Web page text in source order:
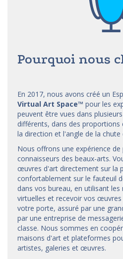
Pourquoi nous
En 2017, nous avons créé un
Virtual Art Space™ pour les
peuvent être vues dans
différents, dans des
la direction et l'angle de la chute
Nous offrons une expérience
connaisseurs des beaux-arts.
œuvres d'art directement sur la
confortablement sur le fauteuil
dans vos bureau, en utilisant
virtuelles et recevoir vos œuvres
votre porte, assuré par une
par une entreprise de
classe. Nous sommes en
maisons d'art et plateformes
artistes, galeries et œuvres.